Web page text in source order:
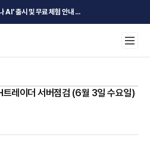
AI' 출시 및 무료 체험 안내 ...
레이더 서버점검 (6월 3일 수요일)